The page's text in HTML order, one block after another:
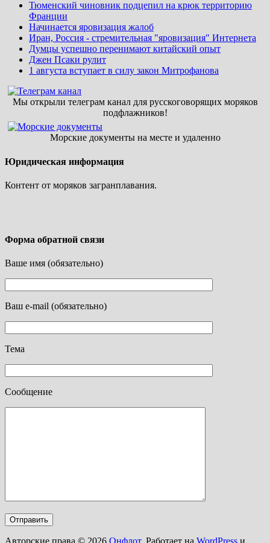
Тюменский чиновник подцепил на крюк территорию
Франции
Начинается яровизация жалоб
Иран, Россия - стремительная "яровизация" Интернета
Думцы успешно перенимают китайский опыт
Джен Псаки рулит
1 августа вступает в силу закон Митрофанова
Мы открыли телеграм канал для русскоговорящих моряков
подфлажников!
Морские документы на месте и удаленно
Юридическая информация
Контент от моряков загранплавания.
Форма обратной связи
Ваше имя (обязательно)
Ваш e-mail (обязательно)
Тема
Сообщение